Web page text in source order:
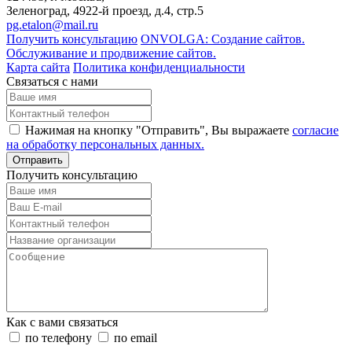
Зеленоград, 4922-й проезд, д.4, стр.5
pg.etalon@mail.ru
Получить консультацию ONVOLGA: Создание сайтов.
Обслуживание и продвижение сайтов.
Карта сайта Политика конфиденциальности
Связаться с нами
Нажимая на кнопку "Отправить", Вы выражаете согласие
на обработку персональных данных.
Отправить
Получить консультацию
Как с вами связаться
по телефону
по email